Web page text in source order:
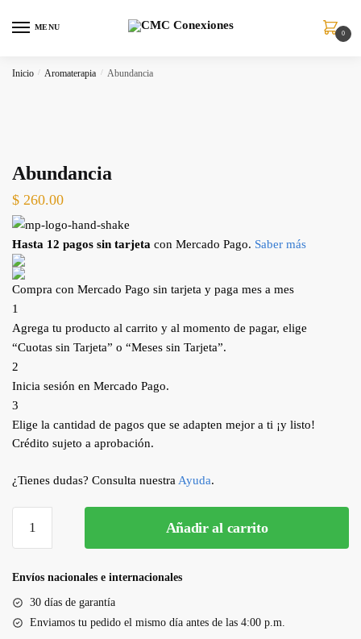
MENU
0
Inicio / Aromaterapia / Abundancia
Abundancia
$ 260.00
Hasta 12 pagos sin tarjeta con Mercado Pago. Saber más
Compra con Mercado Pago sin tarjeta y paga mes a mes
1
Agrega tu producto al carrito y al momento de pagar, elige
“Cuotas sin Tarjeta” o “Meses sin Tarjeta”.
2
Inicia sesión en Mercado Pago.
3
Elige la cantidad de pagos que se adapten mejor a ti ¡y listo!
Crédito sujeto a aprobación.
¿Tienes dudas? Consulta nuestra Ayuda.
Añadir al carrito
Envíos nacionales e internacionales
30 días de garantía
Enviamos tu pedido el mismo día antes de las 4:00 p.m.